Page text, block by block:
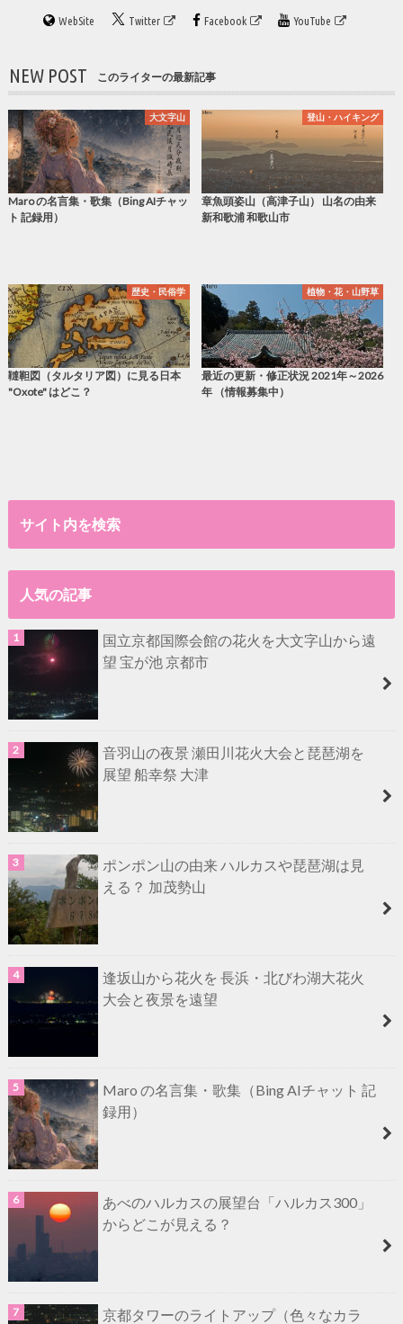
WebSite Twitter Facebook YouTube
NEW POST このライターの最新記事
大文字山
Maro の名言集・歌集（Bing AIチャッ
ト 記録用）
登山・ハイキング
章魚頭姿山（高津子山） 山名の由来
新和歌浦 和歌山市
歴史・民俗学
韃靼図（タルタリア図）に見る日本
"Oxote" はどこ？
植物・花・山野草
最近の更新・修正状況 2021年～2026
年 （情報募集中）
サイト内を検索
人気の記事
国立京都国際会館の花火を大文字山から遠
望 宝が池 京都市
音羽山の夜景 瀬田川花火大会と琵琶湖を
展望 船幸祭 大津
ポンポン山の由来 ハルカスや琵琶湖は見
える？ 加茂勢山
逢坂山から花火を 長浜・北びわ湖大花火
大会と夜景を遠望
Maro の名言集・歌集（Bing AIチャット 記
録用）
あべのハルカスの展望台「ハルカス300」
からどこが見える？
京都タワーのライトアップ（色々なカラ